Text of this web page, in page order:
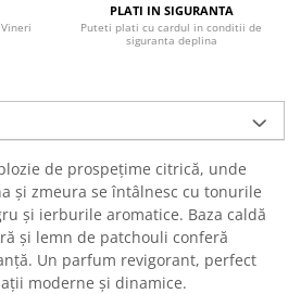
PLATI IN SIGURANTA
Puteti plati cu cardul in conditii de
siguranta deplina
de prospețime citrică, unde
și zmeura se întâlnesc cu tonurile
și ierburile aromatice. Baza caldă
și lemn de patchouli conferă
Un parfum revigorant, perfect
moderne și dinamice.